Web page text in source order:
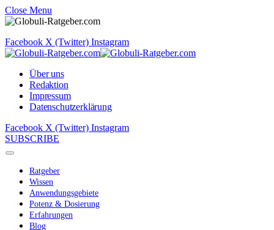
Close Menu
Facebook X (Twitter) Instagram
Über uns
Redaktion
Impressum
Datenschutzerklärung
Facebook X (Twitter) Instagram
SUBSCRIBE
Ratgeber
Wissen
Anwendungsgebiete
Potenz & Dosierung
Erfahrungen
Blog